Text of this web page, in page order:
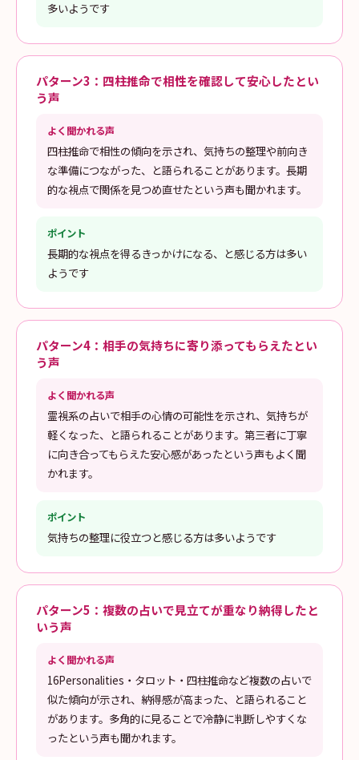
多いようです
パターン3：四柱推命で相性を確認して安心したとい
う声
よく聞かれる声
四柱推命で相性の傾向を示され、気持ちの整理や前向き
な準備につながった、と語られることがあります。長期
的な視点で関係を見つめ直せたという声も聞かれます。
ポイント
長期的な視点を得るきっかけになる、と感じる方は多い
ようです
パターン4：相手の気持ちに寄り添ってもらえたとい
う声
よく聞かれる声
霊視系の占いで相手の心情の可能性を示され、気持ちが
軽くなった、と語られることがあります。第三者に丁寧
に向き合ってもらえた安心感があったという声もよく聞
かれます。
ポイント
気持ちの整理に役立つと感じる方は多いようです
パターン5：複数の占いで見立てが重なり納得したと
いう声
よく聞かれる声
16Personalities・タロット・四柱推命など複数の占いで
似た傾向が示され、納得感が高まった、と語られること
があります。多角的に見ることで冷静に判断しやすくな
ったという声も聞かれます。